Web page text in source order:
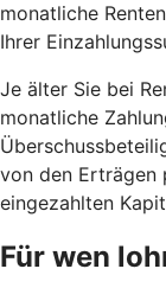
monatliche
Ihrer
Je älter Sie bei
monatliche
von den Erträgen
eingezahlten
Für wen